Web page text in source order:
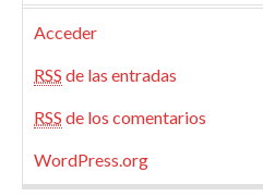
Acceder
RSS de las entradas
RSS de los comentarios
WordPress.org